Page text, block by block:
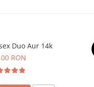
Duo Aur 14k
RON